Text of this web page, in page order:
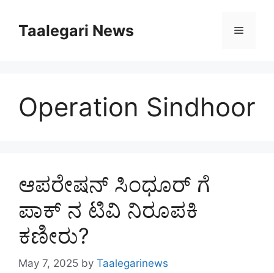
contentTaalegari News Menu
Operation Sindhoor
ಆಪರೇಷನ್ ಸಿಂಧೂರ್ ಗೆ
ಪಾಕ್ ನ ಟಿವಿ ನಿರೂಪಕಿ
ಕಣೀರು?
May 7, 2025 by Taalegarinews